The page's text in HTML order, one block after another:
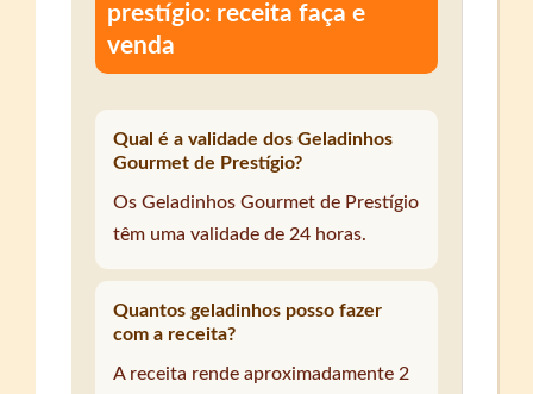
prestígio: receita faça e
venda
Qual é a validade dos Geladinhos
Gourmet de Prestígio?
Os Geladinhos Gourmet de Prestígio
têm uma validade de 24 horas.
Quantos geladinhos posso fazer
com a receita?
A receita rende aproximadamente 2